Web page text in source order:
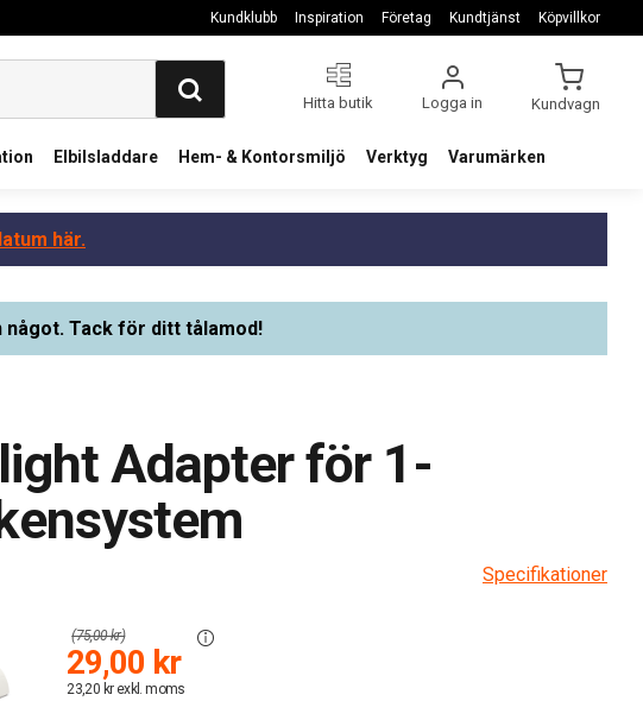
Kundklubb Inspiration Företag Kundtjänst Köpvillkor
Hitta butik Logga in Kundvagn
Elbilsladdare Hem- & Kontorsmiljö Verktyg Varumärken
här.
Tack för ditt tålamod!
Adapter för 1-
Specifikationer
29,00 kr
23,20 kr exkl. moms
(75,00 kr)